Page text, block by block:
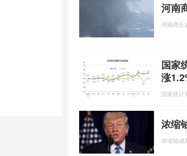
河南
河南商丘
国家
涨
国家统计
浓缩
浓缩铀成